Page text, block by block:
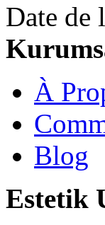
Date de
À
Blog
Estetik